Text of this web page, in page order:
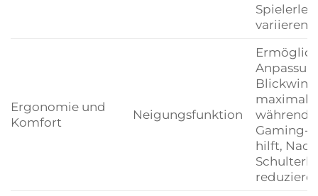
Ergonomie und
Komfort
Neigungsfunktion
während
Gaming-
hilft,